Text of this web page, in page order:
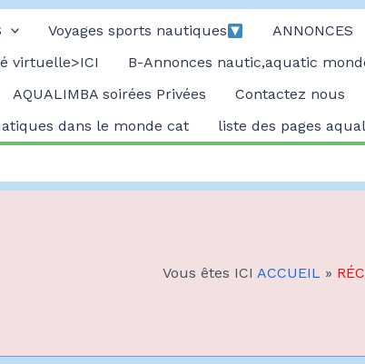
Voyages sports nautiques ANNONCES
virtuelle>ICI B-Annonces nautic,aquatic
AQUALIMBA soirées Privées Contactez nous
dans le monde cat
liste des pages
Vous êtes ICI ACCUEIL »